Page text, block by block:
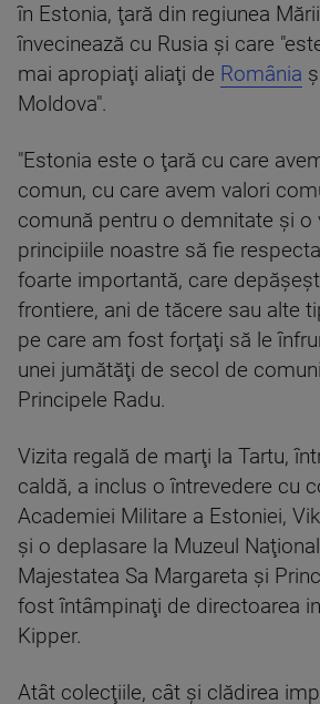
în Estonia, ţară din regiunea
învecinează cu Rusia şi care
mai apropiaţi aliaţi de România
Moldova".
"Estonia este o ţară cu care
comun, cu care avem valori
comună pentru o demnitate şi o
principiile noastre să fie
foarte importantă, care
frontiere, ani de tăcere sau alte
pe care am fost forţaţi să le
unei jumătăţi de secol de
Principele Radu.
Vizita regală de marţi la Tartu,
caldă, a inclus o întrevedere cu
Academiei Militare a Estoniei,
şi o deplasare la Muzeul
Majestatea Sa Margareta şi
fost întâmpinaţi de directoarea
Kipper.
Atât colecţiile, cât şi clădirea